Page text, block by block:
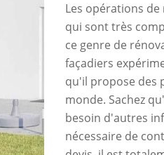
Les opérations
qui sont très
ce genre de
façadiers
qu'il propose des
monde. Sachez
besoin d'autres
nécessaire de